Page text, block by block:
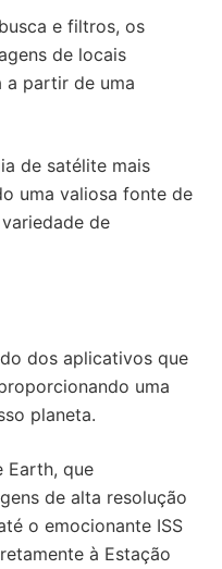
e filtros, os
de locais
a partir de uma
de satélite mais
uma valiosa fonte de
de
dos aplicativos que
uma
planeta.
Earth, que
de alta resolução
o emocionante ISS
à Estação